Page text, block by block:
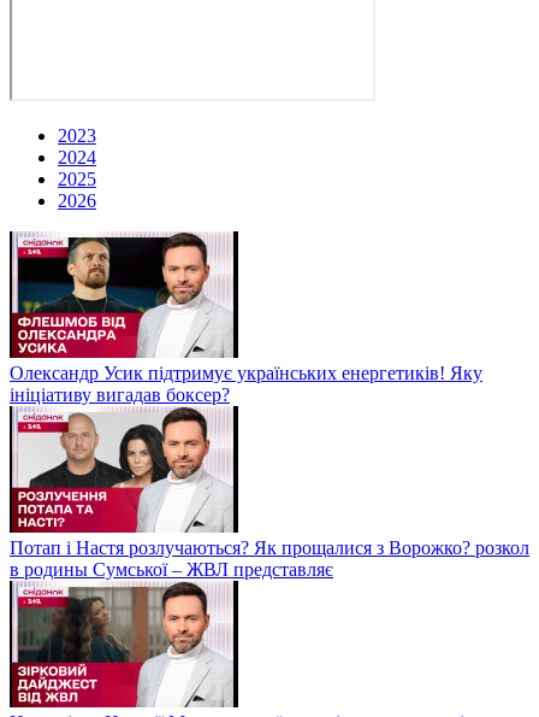
2023
2024
2025
2026
Олександр Усик підтримує українських енергетиків! Яку
ініціативу вигадав боксер?
Потап і Настя розлучаються? Як прощалися з Ворожко? розкол
в родины Сумської – ЖВЛ представляє